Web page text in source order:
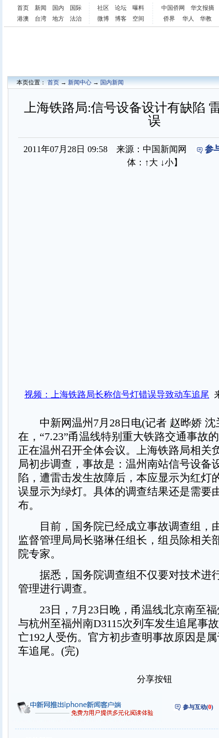
首页 新闻 国内
国际
港澳
台湾 地方 法治
社区 论坛
曝料
微博
博客 空间
中国侨网
华文报摘
侨界
华人 华教
本页位置：首页→新闻中心→国内新闻
上海铁路局:信号设备设计有缺陷
误
2011年07月28日 09:58 来源：中国新闻网
参
体： ↑大 ↓小】
视频：上海铁路局长称信号灯错误导致动车追尾
中新网温州7月28日电(记者 赵晔娇 沈
在，“7.23”甬温线特别重大铁路交通事故
正在温州召开全体会议。上海铁路局相关
局初步调查，事故是：温州南站信号设备
陷，遭雷击发生故障后，本应显示为红灯
误显示为绿灯。具体的调查结果还是需要
布。
目前，国务院已经成立事故调查组，
监督管理局局长骆琳任组长，组员除相关
院专家。
据悉，国务院调查组不仅要对技术进
管理进行调查。
23日，7月23日晚，甬温线北京南至福
与杭州至福州南D3115次列车发生追尾事
亡192人受伤。官方初步查明事故原因是
车追尾。(完)
分享按钮
参与互动(0)